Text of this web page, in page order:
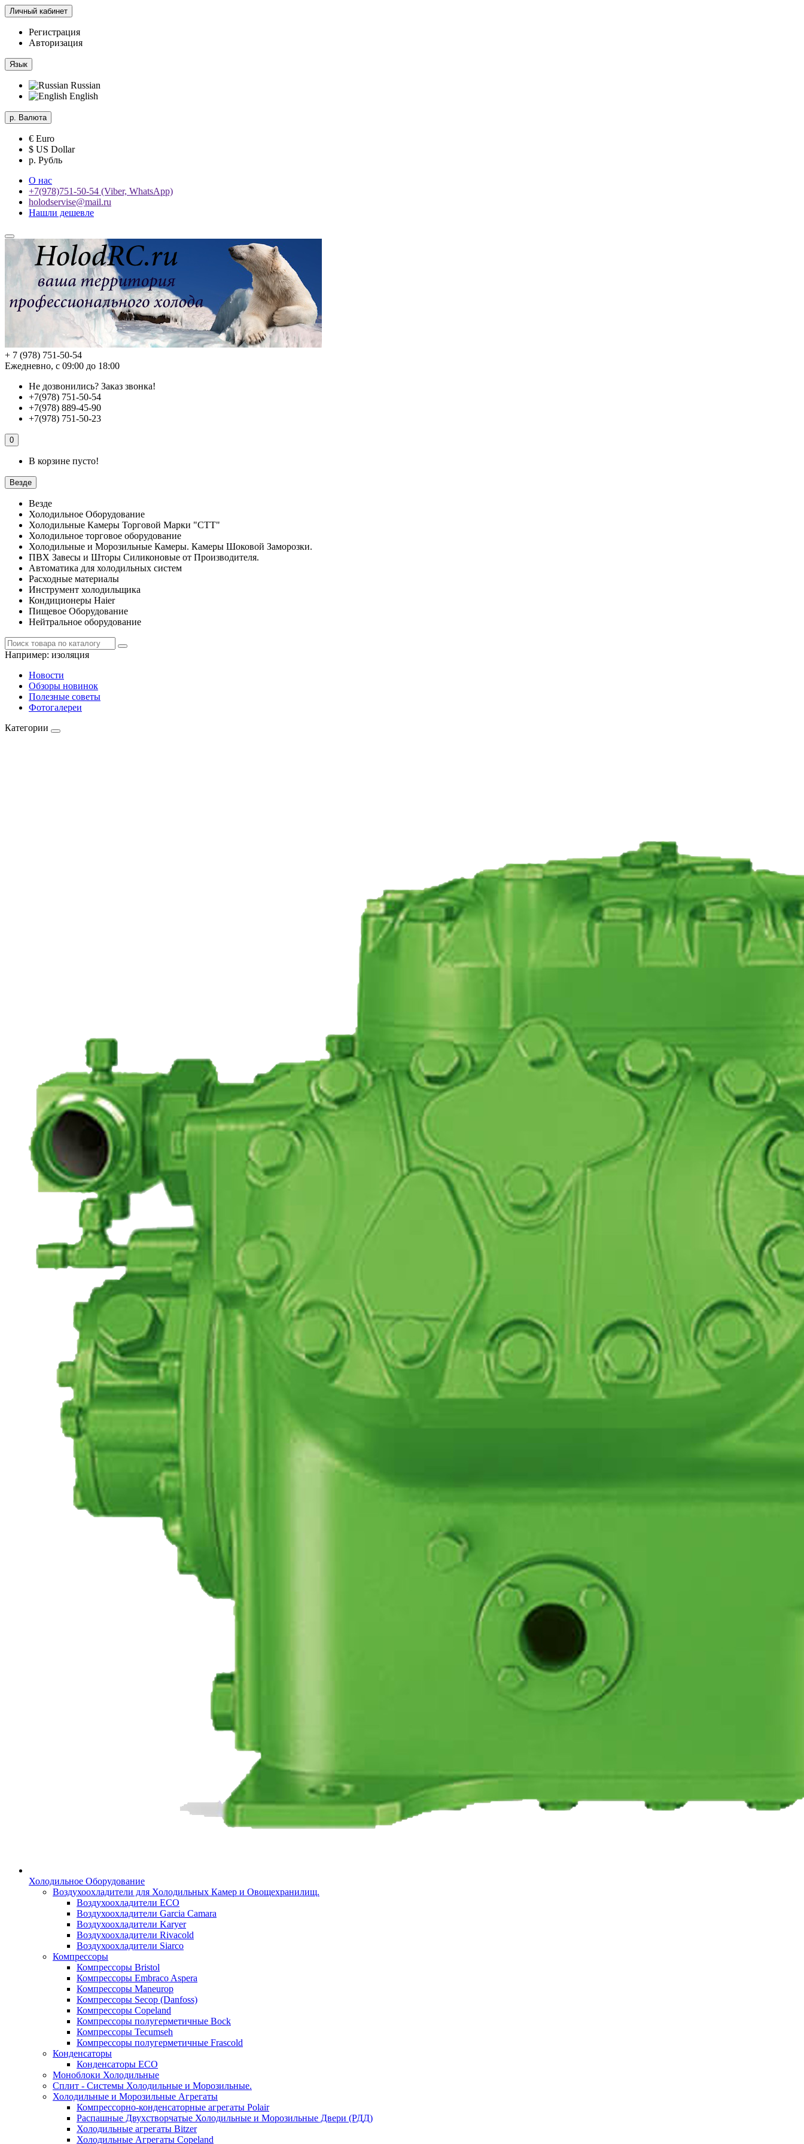
Личный кабинет
Регистрация
Авторизация
Язык
Russian
English
р. Валюта
€ Euro
$ US Dollar
р. Рубль
О нас
+7(978)751-50-54 (Viber, WhatsApp)
holodservise@mail.ru
Нашли дешевле
+ 7 (978) 751-50-54
Ежедневно, с 09:00 до 18:00
Не дозвонились? Заказ звонка!
+7(978) 751-50-54
+7(978) 889-45-90
+7(978) 751-50-23
0
В корзине пусто!
Везде
Везде
Холодильное Оборудование
Холодильные Камеры Торговой Марки "СТТ"
Холодильное торговое оборудование
Холодильные и Морозильные Камеры. Камеры Шоковой Заморозки.
ПВХ Завесы и Шторы Силиконовые от Производителя.
Автоматика для холодильных систем
Расходные материалы
Инструмент холодильщика
Кондиционеры Haier
Пищевое Оборудование
Нейтральное оборудование
Например: изоляция
Новости
Обзоры новинок
Полезные советы
Фотогалереи
Категории
Холодильное Оборудование
Воздухоохладители для Холодильных Камер и Овощехранилищ.
Воздухоохладители ECO
Воздухоохладители Garcia Camara
Воздухоохладители Karyer
Воздухоохладители Rivacold
Воздухоохладители Siarco
Компрессоры
Компрессоры Bristol
Компрессоры Embraco Aspera
Компрессоры Maneurop
Компрессоры Secop (Danfoss)
Компрессоры Copeland
Компрессоры полугерметичные Bock
Компрессоры Tecumseh
Компрессоры полугерметичные Frascold
Конденсаторы
Конденсаторы ECO
Моноблоки Холодильные
Сплит - Системы Холодильные и Морозильные.
Холодильные и Морозильные Агрегаты
Компрессорно-конденсаторные агрегаты Polair
Распашные Двухстворчатые Холодильные и Морозильные Двери (РДД)
Холодильные агрегаты Bitzer
Холодильные Агрегаты Copeland